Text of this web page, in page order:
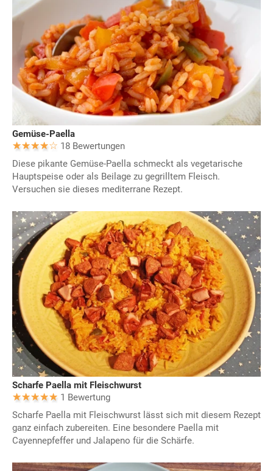
Gemüse-Paella
18 Bewertungen
Diese pikante Gemüse-Paella schmeckt als vegetarische
Hauptspeise oder als Beilage zu gegrilltem Fleisch.
Versuchen sie dieses mediterrane Rezept.
Scharfe Paella mit Fleischwurst
1 Bewertung
Scharfe Paella mit Fleischwurst lässt sich mit diesem Rezept
ganz einfach zubereiten. Eine besondere Paella mit
Cayennepfeffer und Jalapeno für die Schärfe.